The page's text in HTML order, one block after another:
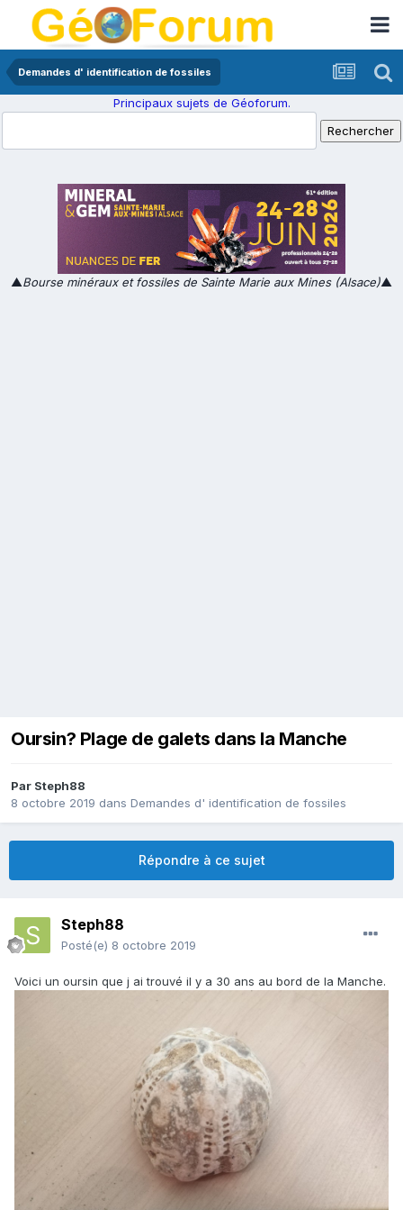
Demandes d' identification de fossiles
Principaux sujets de Géoforum.
▲Bourse minéraux et fossiles de Sainte Marie aux Mines (Alsace)▲
Oursin? Plage de galets dans la Manche
Par Steph88
8 octobre 2019 dans Demandes d' identification de fossiles
Répondre à ce sujet
Steph88
Posté(e) 8 octobre 2019
Voici un oursin que j ai trouvé il y a 30 ans au bord de la Manche.